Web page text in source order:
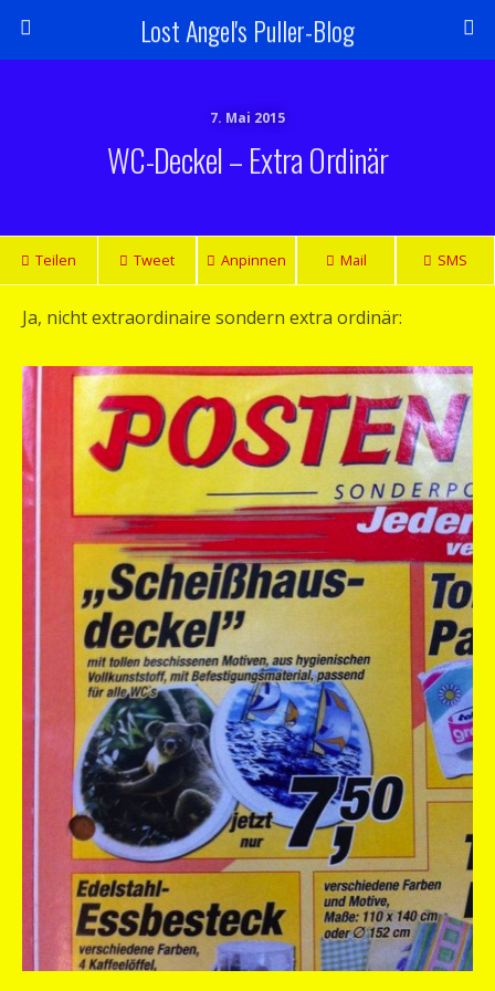
Lost Angel's Puller-Blog
7. Mai 2015
WC-Deckel – Extra Ordinär
Teilen Tweet Anpinnen Mail SMS
Ja, nicht extraordinaire sondern extra ordinär: